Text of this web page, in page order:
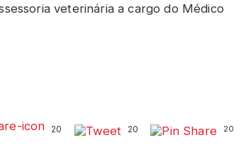
veterinária a cargo do Médico
20 20 20